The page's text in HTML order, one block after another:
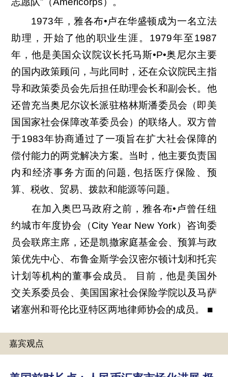
1973年，雅各布•卢在华盛顿成为一名立法
助理，开始了他的职业生涯。1979年至1987
年，他是美国众议院议长托马斯•P•奥尼尔主要
的国内政策顾问，与此同时，还在众议院民主指
导和政策委员会先后担任助理会长和副会长。他
还曾充当奥尼尔议长派驻格林斯潘委员会（即美
国国家社会保障改革委员会）的联络人。双方曾
于1983年协商通过了一项旨在扩大社会保障的
偿付能力的两党解决方案。当时，他主要负责国
内和经济事务方面的问题, 包括医疗保险、预
算、税收、贸易、拨款和能源等问题。
在加入奥巴马政府之前，雅各布•卢曾任纽
约城市年度协会（City Year New York）咨询委
员会联席主席，还是凯撒家庭基金会、预算与政
策优先中心、布鲁金斯学会汉密尔顿计划和托宾
计划等机构的董事会成员。 目前，他是美国外
交关系委员会、美国国家社会保险学院以及马萨
诸塞州和哥伦比亚特区两地律师协会的成员。 ■
嘉宾观点